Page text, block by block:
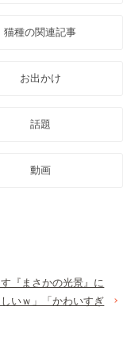
猫種の関連記事
お出かけ
話題
動画
『まさかの光景』に
いｗ」「かわいすぎ